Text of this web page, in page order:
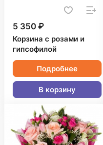
5 350 ₽
Корзина с розами и
гипсофилой
Подробнее
В корзину